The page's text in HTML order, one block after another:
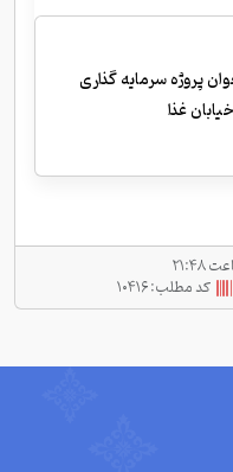
پروژه سرمایه گذاری
غذا
کد مطلب:۱۰۴۱۶